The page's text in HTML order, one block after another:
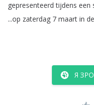
gepresenteerd tijdens een
...op zaterdag 7 maart in de
Я